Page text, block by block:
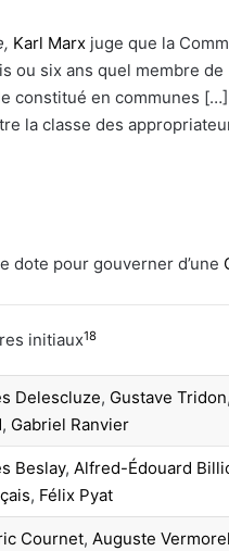
Karl Marx juge que la
ou six ans quel membre
constitué en communes
la classe des
dote pour gouverner d’une
initiaux18
Delescluze, Gustave Tridon
, Gabriel Ranvier
Beslay, Alfred-Édouard
, Félix Pyat
Cournet, Auguste